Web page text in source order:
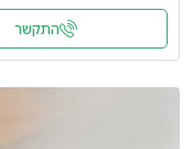
התקשר